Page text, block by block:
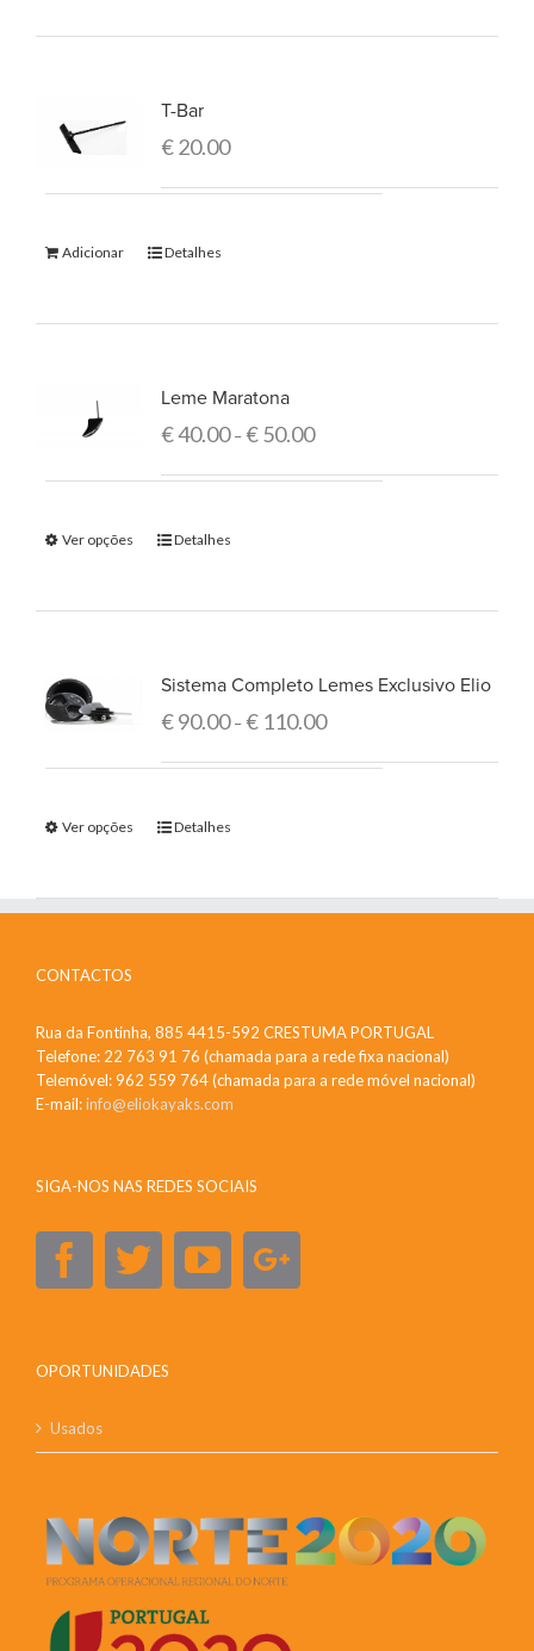
T-Bar
€20.00
Adicionar Detalhes
Leme Maratona
€40.00–€50.00
Ver opções Detalhes
Sistema Completo Lemes Exclusivo Elio
€90.00–€110.00
Ver opções Detalhes
CONTACTOS
Rua da Fontinha, 885 4415-592 CRESTUMA PORTUGAL
Telefone: 22 763 91 76 (chamada para a rede fixa nacional)
Telemóvel: 962 559 764 (chamada para a rede móvel nacional)
E-mail:info@eliokayaks.com
SIGA-NOS NAS REDES SOCIAIS
OPORTUNIDADES
Usados